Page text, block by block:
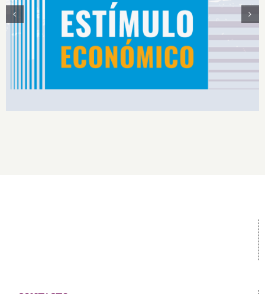
Estímulos Económicos para Deportistas de Alto
Rendimiento IS2026